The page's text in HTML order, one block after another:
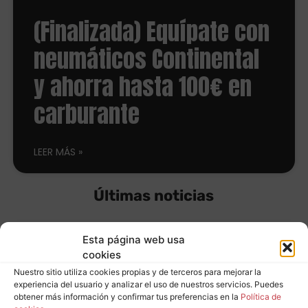
Esta página web usa
cookies
Nuestro sitio utiliza cookies propias y de terceros para mejorar la
experiencia del usuario y analizar el uso de nuestros servicios. Puedes
obtener más información y confirmar tus preferencias en la Política de
(Finalizada) Equípate con
neumáticos Continental
y ahorra hasta 100€ en
carburante
LEER MÁS
Últimas noticias
Equípate con
neumáticos
Leer más